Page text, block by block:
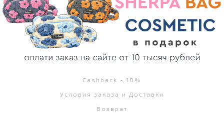
Cashback - 10%
Условия заказа и Доставки
Возврат